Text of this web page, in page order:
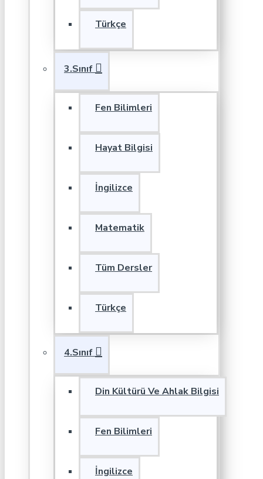
Türkçe
3.Sınıf
Fen Bilimleri
Hayat Bilgisi
İngilizce
Matematik
Tüm Dersler
Türkçe
4.Sınıf
Din Kültürü Ve Ahlak Bilgisi
Fen Bilimleri
İngilizce